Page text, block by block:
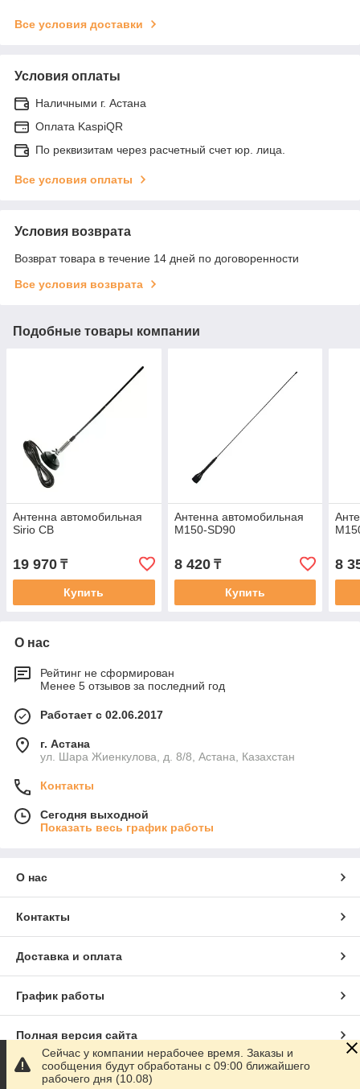
Все условия доставки
Условия оплаты
Наличными г. Астана
Оплата KaspiQR
По реквизитам через расчетный счет юр. лица.
Все условия оплаты
Условия возврата
Возврат товара в течение 14 дней по договоренности
Все условия возврата
Подобные товары компании
Антенна автомобильная
Sirio CB
19 970 ₸
Купить
Антенна автомобильная
M150-SD90
8 420₸
Купить
8
О нас
Рейтинг не сформирован
Менее 5 отзывов за последний год
Работает с 02.06.2017
г. Астана
ул. Шара Жиенкулова, д. 8/8, Астана, Казахстан
Контакты
Сегодня выходной
Показать весь график работы
О нас
Контакты
Доставка и оплата
График работы
Полная версия сайта
Сайт создан на маркетплейсе
Сейчас у компании нерабочее время. Заказы и
сообщения будут обработаны с 09:00 ближайшего
рабочего дня (10.08)